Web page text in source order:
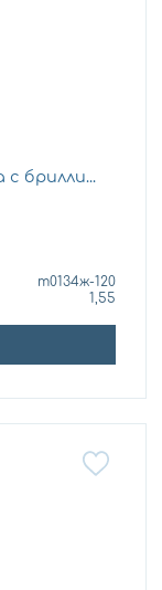
с брилли...
т0134ж-120
1,55